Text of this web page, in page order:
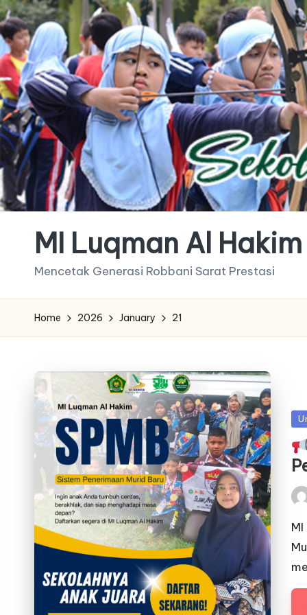
MI Luqman Al Hakim
Mencetak Generasi Robbani Sarat Prestasi
Home 2026 January 21